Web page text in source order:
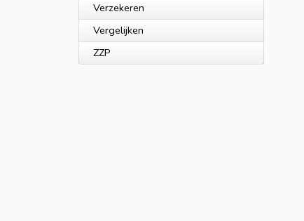
Verzekeren
Vergelijken
ZZP